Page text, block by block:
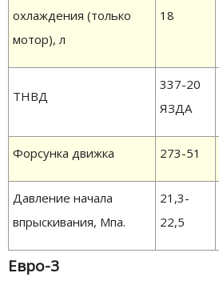
охлаждения (только
мотор), л
18
ТНВД
337-20
ЯЗДА
Форсунка движка 273-51
Давление начала
впрыскивания, Мпа.
21,3-
22,5
Евро-3